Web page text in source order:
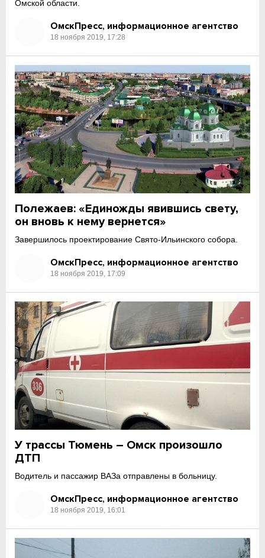
Омской области.
ОмскПресс, информационное агентство
18 ноября 2019, 17:28
Полежаев: «Единожды явившись свету,
он вновь к нему вернется»
Завершилось проектирование Свято-Ильинского собора.
ОмскПресс, информационное агентство
18 ноября 2019, 17:09
У трассы Тюмень – Омск произошло
ДТП
Водитель и пассажир ВАЗа отправлены в больницу.
ОмскПресс, информационное агентство
18 ноября 2019, 16:01